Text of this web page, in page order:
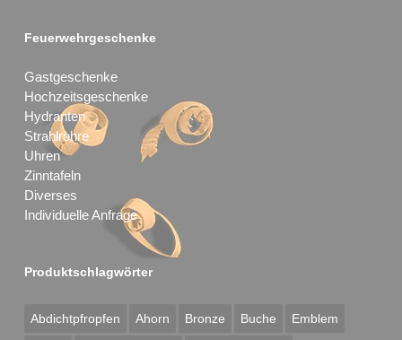
Feuerwehrgeschenke
Gastgeschenke
Hochzeitsgeschenke
Hydranten
Strahlrohre
Uhren
Zinntafeln
Diverses
Individuelle Anfrage
Produktschlagwörter
Abdichtpfropfen Ahorn Bronze Buche Emblem